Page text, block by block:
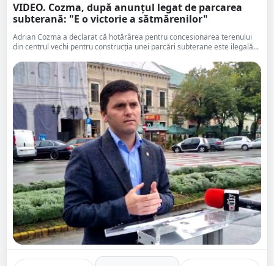
VIDEO. Cozma, după anunțul legat de parcarea
subterană: "E o victorie a sătmărenilor"
Adrian Cozma a declarat că hotărârea pentru concesionarea terenului
din centrul vechi pentru construcția unei parcări subterane este ilegală...